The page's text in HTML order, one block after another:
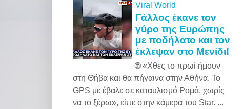
Viral World
Γάλλος έκανε τον
γύρο της Ευρώπης
με ποδήλατο και τον
έκλεψαν στο Μενίδι!
🌐 «Xθες το πρωί ήμουν
στη Θήβα και θα πήγαινα στην Αθήνα. Το
GPS με έβαλε σε καταυλισμό Ρομά, χωρίς
να το ξέρω», είπε στην κάμερα του Star. ...